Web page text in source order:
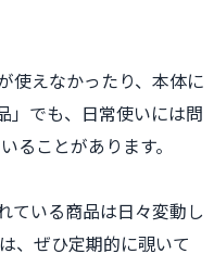
使えなかったり、本体に
」でも、日常使いには問
ることがあります。
ている商品は日々変動し
、ぜひ定期的に覗いて